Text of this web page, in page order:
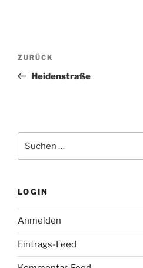
Beitragsnavigation
Vorheriger
Beitrag
ZURÜCK
Heidenstraße
nach:
LOGIN
Anmelden
Eintrags-Feed